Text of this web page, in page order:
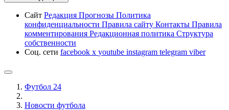
Сайт Редакция Прогнозы Политика
конфиденциальности Правила сайту Контакты Правила
комментирования Редакционная политика Структура
собственности
Соц. сети facebook x youtube instagram telegram viber
Футбол 24
Новости футбола